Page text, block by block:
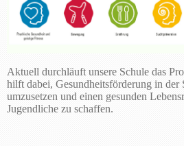
Aktuell durchläuft unsere Schule das
hilft dabei, Gesundheitsförderung in der
umzusetzen und einen gesunden
Jugendliche zu schaffen.